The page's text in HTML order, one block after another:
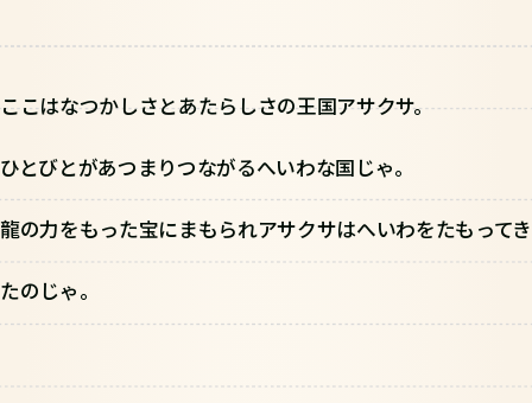
ここはなつかしさとあたらしさの王国アサクサ。
ひとびとがあつまりつながるへいわな国じゃ。
龍の力をもった宝にまもられアサクサはへいわをたもってき
たのじゃ。